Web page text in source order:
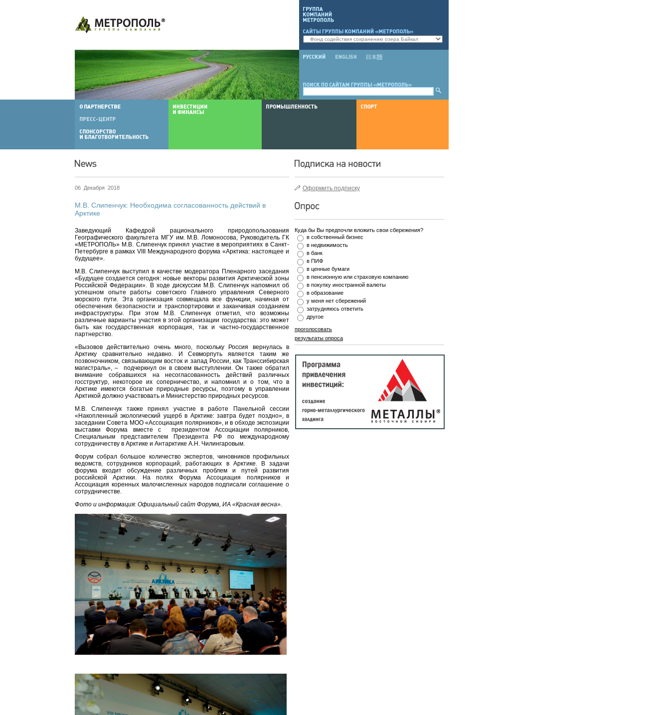
06 Декабря 2018
М.В. Слипенчук: Необходима согласованность действий в
Арктике
Заведующий Кафедрой рационального природопользования
Географического факультета МГУ им. М.В. Ломоносова, Руководитель ГК
«МЕТРОПОЛЬ» М.В. Слипенчук принял участие в мероприятиях в Санкт-
Петербурге в рамках VIII Международного форума «Арктика: настоящее и
будущее».
М.В. Слипенчук выступил в качестве модератора Пленарного заседания
«Будущее создается сегодня: новые векторы развития Арктической зоны
Российской Федерации». В ходе дискуссии М.В. Слипенчук напомнил об
успешном опыте работы советского Главного управления Северного
морского пути. Эта организация совмещала все функции, начиная от
обеспечения безопасности и транспортировки и заканчивая созданием
инфраструктуры. При этом М.В. Слипенчук отметил, что возможны
различные варианты участия в этой организации государства: это может
быть как государственная корпорация, так и частно-государственное
партнерство.
«Вызовов действительно очень много, поскольку Россия вернулась в
Арктику сравнительно недавно. И Севморпуть является таким же
позвоночником, связывающим восток и запад России, как Транссибирская
магистраль», – подчеркнул он в своем выступлении. Он также обратил
внимание собравшихся на несогласованность действий различных
госструктур, некоторое их соперничество, и напомнил и о том, что в
Арктике имеются богатые природные ресурсы, поэтому в управлении
Арктикой должно участвовать и Министерство природных ресурсов.
М.В. Слипенчук также принял участие в работе Панельной сессии
«Накопленный экологический ущерб в Арктике: завтра будет поздно», в
заседании Совета МОО «Ассоциация полярников», и в обходе экспозиции
выставки Форума вместе с президентом Ассоциации полярников,
Специальным представителем Президента РФ по международному
сотрудничеству в Арктике и Антарктике А.Н. Чилингаровым.
Форум собрал большое количество экспертов, чиновников профильных
ведомств, сотрудников корпораций, работающих в Арктике. В задачи
форума входит обсуждение различных проблем и путей развития
российской Арктики. На полях Форума Ассоциация полярников и
Ассоциация коренных малочисленных народов подписали соглашение о
сотрудничестве.
Фото и информация: Официальный сайт Форума, ИА «Красная весна».
Оформить подписку
Куда бы Вы предпочли вложить свои сбережения?
в собственный бизнес
в недвижимость
в банк
в ПИФ
в ценные бумаги
в пенсионную или страховую компанию
в покупку иностранной валюты
в образование
у меня нет сбережений
затрудняюсь ответить
другое
проголосовать
результаты опроса